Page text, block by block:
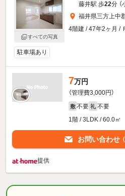
すべての写真
藤井駅 歩22分 （
福井県三方上中
4階建 / 47年2ヶ月 /
駐車場あり
7万円
（管理費3,000円）
敷 不要 礼 不要
1階 / 3LDK / 60.0㎡
お問い合わせ
提供